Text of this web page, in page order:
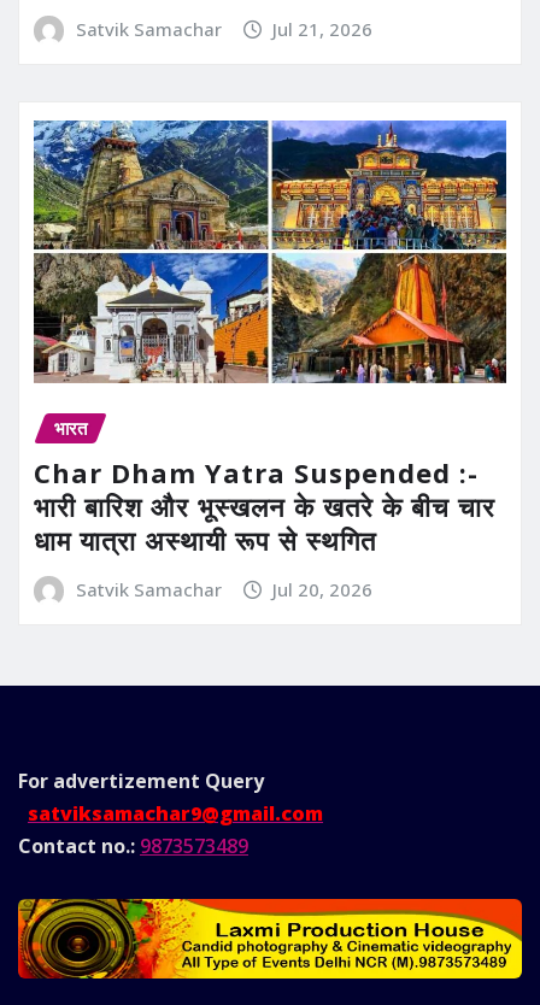
Satvik Samachar Jul 21, 2026
भारत
Char Dham Yatra Suspended :-
भारी बारिश और भूस्खलन के खतरे के बीच चार
धाम यात्रा अस्थायी रूप से स्थगित
Satvik Samachar Jul 20, 2026
For advertizement Query
satviksamachar9@gmail.com
Contact no.: 9873573489